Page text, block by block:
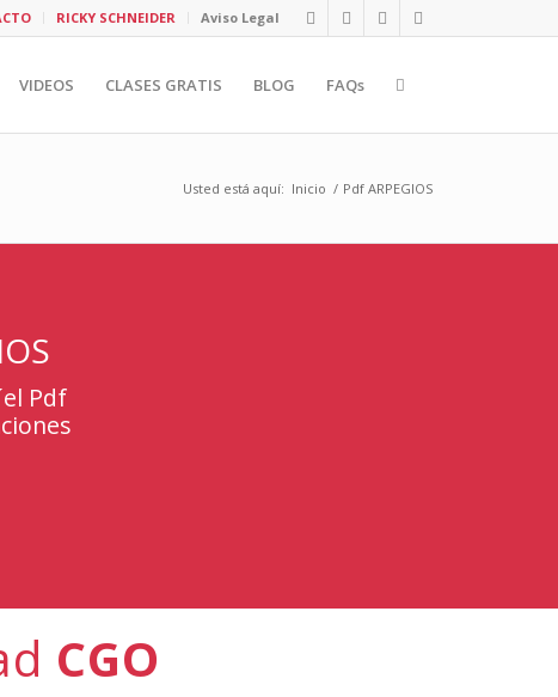
RICKY SCHNEIDER Aviso Legal
VIDEOS CLASES GRATIS BLOG FAQs
Usted está aquí: Inicio / Pdf ARPEGIOS
el Pdf
CGO